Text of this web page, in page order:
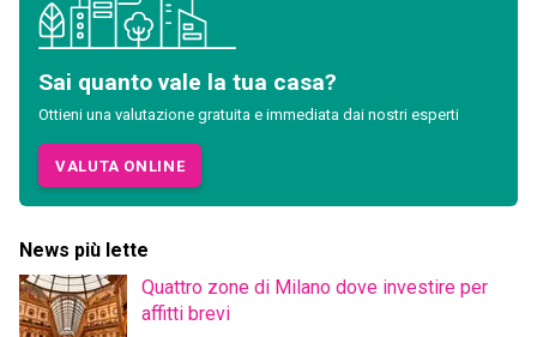
Sai quanto vale la tua casa?
Ottieni una valutazione gratuita e immediata dai nostri esperti
VALUTA ONLINE
News più lette
Quattro zone di Milano dove investire per
affitti brevi